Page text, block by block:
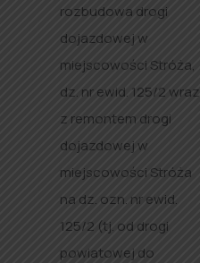
rozbudowa drogi
dojazdowej w
miejscowości Stróża,
dz. nr ewid. 125/2 wraz
z remontem drogi
dojazdowej w
miejscowości Stróża
na dz. ozn. nr ewid.
125/2 (tj. od drogi
powiatowej do